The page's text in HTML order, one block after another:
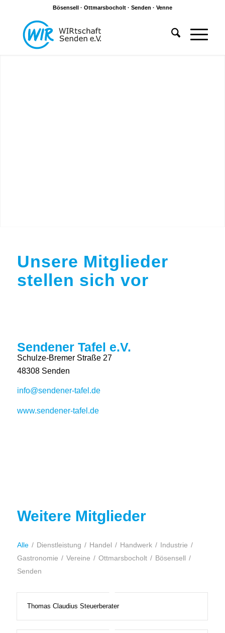
Bösensell · Ottmarsbocholt · Senden · Venne
Unsere Mitglieder
stellen sich vor
Sendener Tafel e.V.
Schulze-Bremer Straße 27
48308 Senden
info@sendener-tafel.de
www.sendener-tafel.de
Weitere Mitglieder
Alle / Dienstleistung / Handel / Handwerk / Industrie /
Gastronomie / Vereine / Ottmarsbocholt / Bösensell /
Senden
Thomas Claudius Steuerberater